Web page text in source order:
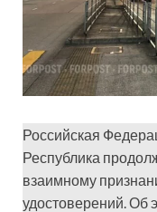
Российская
Республика
взаимному
удостоверений. Об